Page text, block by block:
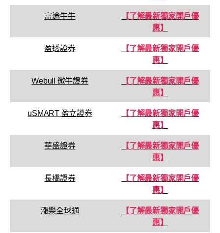
富途牛牛
【了解最新獨家開戶優
惠】
盈透證券
【了解最新獨家開戶優
惠】
Webull 微牛證券
【了解最新獨家開戶優
惠】
uSMART 盈立證券
【了解最新獨家開戶優
惠】
華盛證券
【了解最新獨家開戶優
惠】
長橋證券
【了解最新獨家開戶優
惠】
漲樂全球通
【了解最新獨家開戶優
惠】